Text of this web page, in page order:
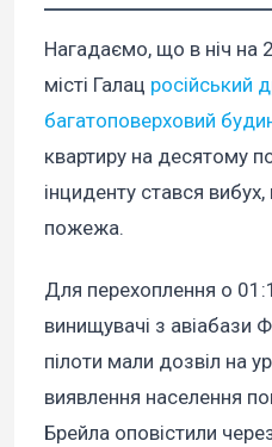
Нагадаємо, що в ніч на
місті Галац російський
багатоповерховий
квартиру на десятому
інциденту стався
пожежа.
Для перехоплення о
винищувачі з авіабази
пілоти мали дозвіл на
виявлення населення
Брейла оповістили